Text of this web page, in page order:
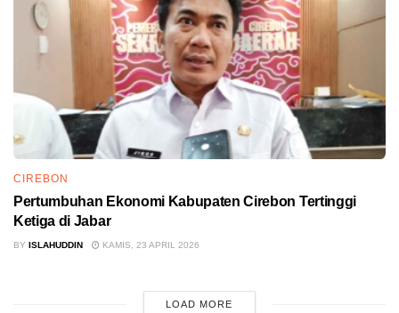
CIREBON
Pertumbuhan Ekonomi Kabupaten Cirebon Tertinggi
Ketiga di Jabar
BY ISLAHUDDIN KAMIS, 23 APRIL 2026
LOAD MORE